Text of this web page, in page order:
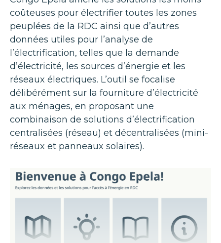
coûteuses pour électrifier toutes les zones
peuplées de la RDC ainsi que d’autres
données utiles pour l’analyse de
l’électrification, telles que la demande
d’électricité, les sources d’énergie et les
réseaux électriques. L’outil se focalise
délibérément sur la fourniture d’électricité
aux ménages, en proposant une
combinaison de solutions d’électrification
centralisées (réseau) et décentralisées (mini-
réseaux et panneaux solaires).